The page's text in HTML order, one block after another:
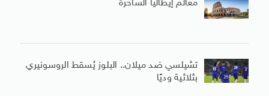
معالم إيطاليا الساحرة
تشيلسي ضد ميلان.. البلوز يُسقط الروسونيري
بثلاثية وديًا